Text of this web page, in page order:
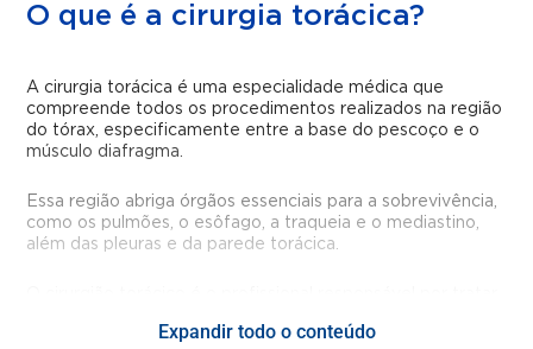
O que é a cirurgia torácica?
A cirurgia torácica é uma especialidade médica que
compreende todos os procedimentos realizados na região
do tórax, especificamente entre a base do pescoço e o
músculo diafragma.
Essa região abriga órgãos essenciais para a sobrevivência,
como os pulmões, o esôfago, a traqueia e o mediastino,
além das pleuras e da parede torácica.
casos que envolvem desde traumatismos torácicos até
Expandir todo o conteúdo